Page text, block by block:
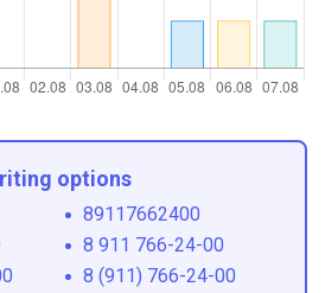
options
89117662400
8 911 766-24-00
8 (911) 766-24-00